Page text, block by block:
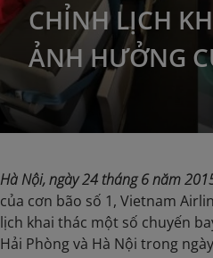
CHỈNH LỊCH
ẢNH HƯỞNG
Hà Nội, ngày 24 tháng 6 năm
của cơn bão số 1, Vietnam
lịch khai thác một số chuyến
Hải Phòng và Hà Nội trong